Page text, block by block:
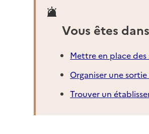
Vous êtes
Mettre en place
Organiser une
Trouver un